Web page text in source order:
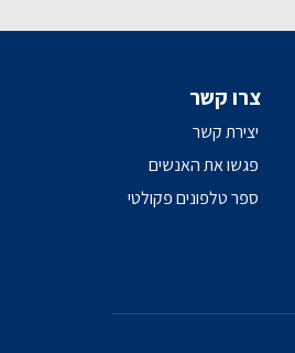
צרו קשר
יצירת קשר
פגשו את האנשים
ספר טלפונים פקולטי